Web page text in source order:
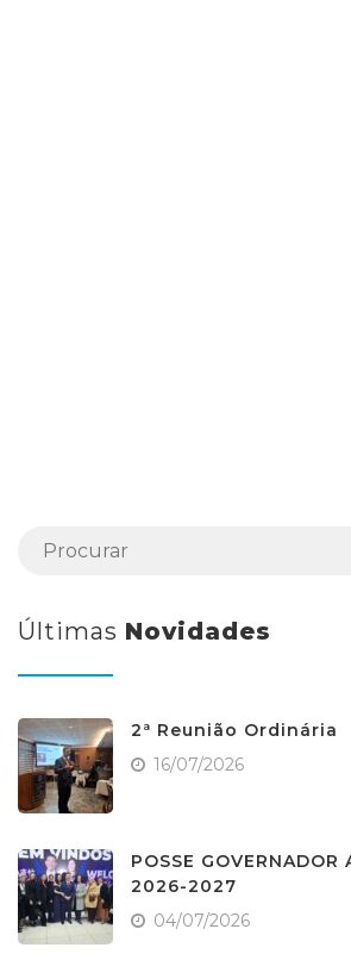
Últimas Novidades
2ª Reunião Ordinária
16/07/2026
POSSE GOVERNADOR
2026-2027
04/07/2026